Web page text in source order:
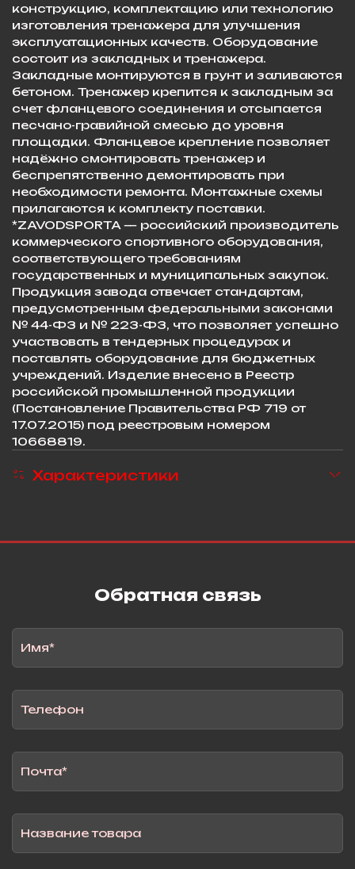
конструкцию, комплектацию или технологию
изготовления тренажера для улучшения
эксплуатационных качеств. Оборудование
состоит из закладных и тренажера.
Закладные монтируются в грунт и заливаются
бетоном. Тренажер крепится к закладным за
счет фланцевого соединения и отсыпается
песчано-гравийной смесью до уровня
площадки. Фланцевое крепление позволяет
надёжно смонтировать тренажер и
беспрепятственно демонтировать при
необходимости ремонта. Монтажные схемы
прилагаются к комплекту поставки. ​
*ZAVODSPORTA — российский производитель
коммерческого спортивного оборудования,
соответствующего требованиям
государственных и муниципальных закупок.
Продукция завода отвечает стандартам,
предусмотренным федеральными законами
№ 44-ФЗ и № 223-ФЗ, что позволяет успешно
участвовать в тендерных процедурах и
поставлять оборудование для бюджетных
учреждений. Изделие внесено в Реестр
российской промышленной продукции
(Постановление Правительства РФ 719 от
17.07.2015) под реестровым номером
10668819.
Характеристики
Обратная связь